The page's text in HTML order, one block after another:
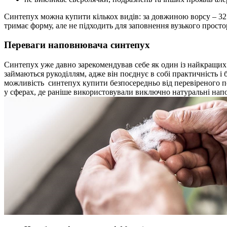
Синтепух можна купити кількох видів: за довжиною ворсу –
тримає форму, але не підходить для заповнення вузького
Переваги наповнювача синтепух
Синтепух уже давно зарекомендував себе як один із
займаються рукоділлям, адже він поєднує в собі
можливість синтепух купити безпосередньо від перевіреного
у сферах, де раніше використовували виключно натуральні